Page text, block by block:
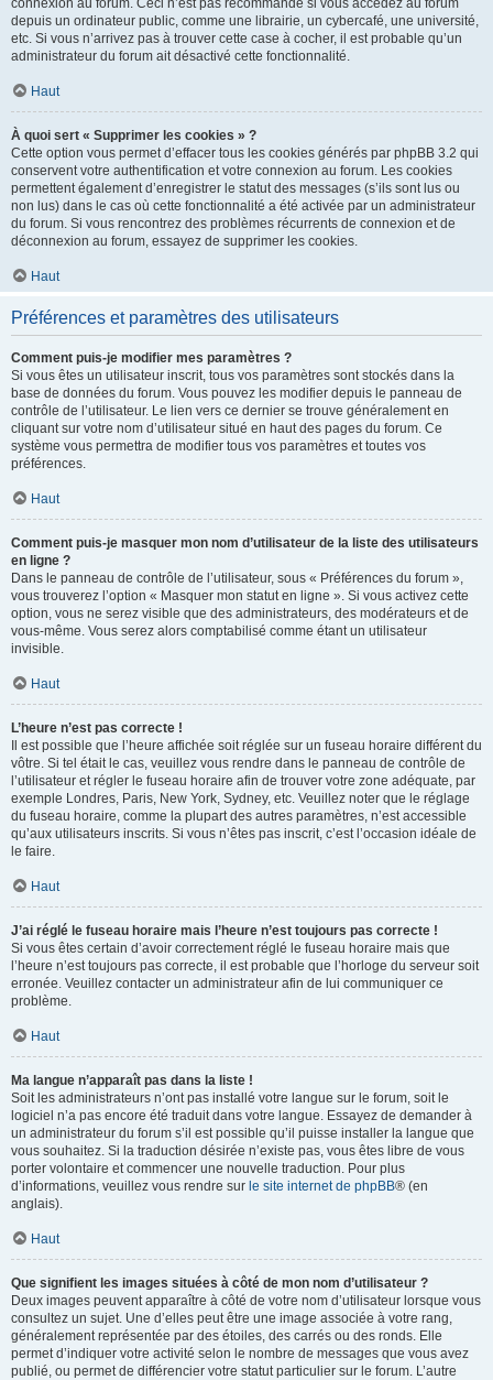
connexion au forum. Ceci n’est pas recommandé si vous accédez au forum
depuis un ordinateur public, comme une librairie, un cybercafé, une université,
etc. Si vous n’arrivez pas à trouver cette case à cocher, il est probable qu’un
administrateur du forum ait désactivé cette fonctionnalité.
Haut
À quoi sert « Supprimer les cookies » ?
Cette option vous permet d’effacer tous les cookies générés par phpBB 3.2 qui
conservent votre authentification et votre connexion au forum. Les cookies
permettent également d’enregistrer le statut des messages (s’ils sont lus ou
non lus) dans le cas où cette fonctionnalité a été activée par un administrateur
du forum. Si vous rencontrez des problèmes récurrents de connexion et de
déconnexion au forum, essayez de supprimer les cookies.
Haut
Préférences et paramètres des utilisateurs
Comment puis-je modifier mes paramètres ?
Si vous êtes un utilisateur inscrit, tous vos paramètres sont stockés dans la
base de données du forum. Vous pouvez les modifier depuis le panneau de
contrôle de l’utilisateur. Le lien vers ce dernier se trouve généralement en
cliquant sur votre nom d’utilisateur situé en haut des pages du forum. Ce
système vous permettra de modifier tous vos paramètres et toutes vos
préférences.
Haut
Comment puis-je masquer mon nom d’utilisateur de la liste des utilisateurs
en ligne ?
Dans le panneau de contrôle de l’utilisateur, sous « Préférences du forum »,
vous trouverez l’option « Masquer mon statut en ligne ». Si vous activez cette
option, vous ne serez visible que des administrateurs, des modérateurs et de
vous-même. Vous serez alors comptabilisé comme étant un utilisateur
invisible.
Haut
L’heure n’est pas correcte !
Il est possible que l’heure affichée soit réglée sur un fuseau horaire différent du
vôtre. Si tel était le cas, veuillez vous rendre dans le panneau de contrôle de
l’utilisateur et régler le fuseau horaire afin de trouver votre zone adéquate, par
exemple Londres, Paris, New York, Sydney, etc. Veuillez noter que le réglage
du fuseau horaire, comme la plupart des autres paramètres, n’est accessible
qu’aux utilisateurs inscrits. Si vous n’êtes pas inscrit, c’est l’occasion idéale de
le faire.
Haut
J’ai réglé le fuseau horaire mais l’heure n’est toujours pas correcte !
Si vous êtes certain d’avoir correctement réglé le fuseau horaire mais que
l’heure n’est toujours pas correcte, il est probable que l’horloge du serveur soit
erronée. Veuillez contacter un administrateur afin de lui communiquer ce
problème.
Haut
Ma langue n’apparaît pas dans la liste !
Soit les administrateurs n’ont pas installé votre langue sur le forum, soit le
logiciel n’a pas encore été traduit dans votre langue. Essayez de demander à
un administrateur du forum s’il est possible qu’il puisse installer la langue que
vous souhaitez. Si la traduction désirée n’existe pas, vous êtes libre de vous
porter volontaire et commencer une nouvelle traduction. Pour plus
d’informations, veuillez vous rendre sur le site internet de phpBB® (en
anglais).
Haut
Que signifient les images situées à côté de mon nom d’utilisateur ?
Deux images peuvent apparaître à côté de votre nom d’utilisateur lorsque vous
consultez un sujet. Une d’elles peut être une image associée à votre rang,
généralement représentée par des étoiles, des carrés ou des ronds. Elle
permet d’indiquer votre activité selon le nombre de messages que vous avez
publié, ou permet de différencier votre statut particulier sur le forum. L’autre